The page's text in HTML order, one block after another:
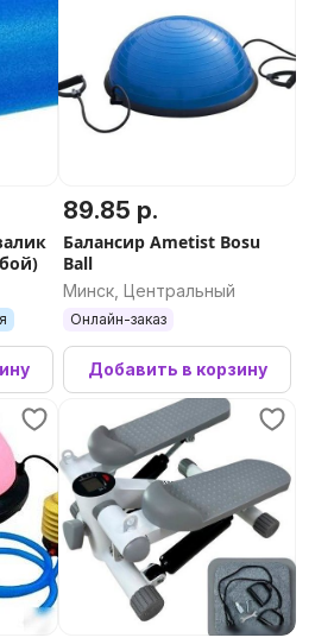
89.85 р.
Балансир Ametist Bosu
Ball
Минск, Центральный
Онлайн-заказ
Добавить в корзину